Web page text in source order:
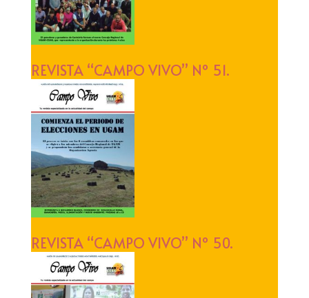
REVISTA “CAMPO VIVO” Nº 51.
REVISTA “CAMPO VIVO” Nº 50.